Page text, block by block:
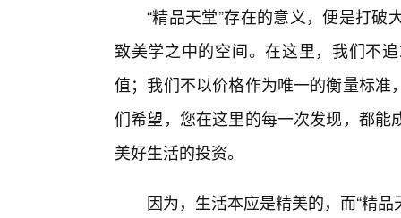
“精品天堂”存在的意义，便是打
致美学之中的空间。在这里，我们不
值；我们不以价格作为唯一的衡量标
们希望，您在这里的每一次发现，都
美好生活的投资。
因为，生活本应是精美的，而“精